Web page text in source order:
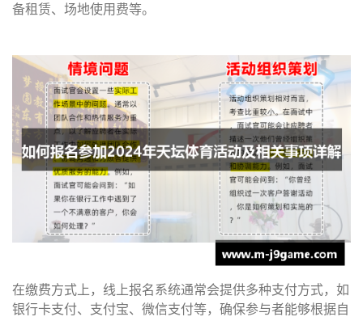
备租赁、场地使用费等。
在缴费方式上，线上报名系统通常会提供多种支付方式，如
银行卡支付、支付宝、微信支付等，确保参与者能够根据自